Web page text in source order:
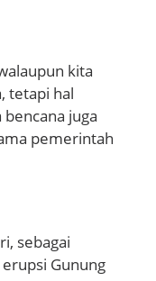
kita
tetapi hal
juga
pemerintah
sebagai
Gunung